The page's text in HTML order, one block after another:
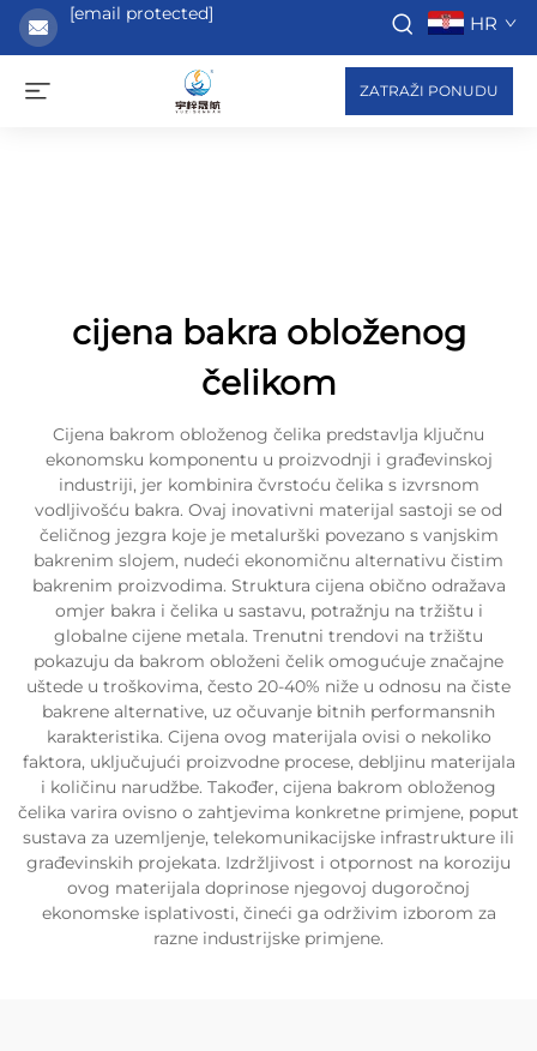
[email protected] HR
ZATRAŽI PONUDU
cijena bakra obloženog
čelikom
Cijena bakrom obloženog čelika predstavlja ključnu
ekonomsku komponentu u proizvodnji i građevinskoj
industriji, jer kombinira čvrstoću čelika s izvrsnom
vodljivošću bakra. Ovaj inovativni materijal sastoji se od
čeličnog jezgra koje je metalurški povezano s vanjskim
bakrenim slojem, nudeći ekonomičnu alternativu čistim
bakrenim proizvodima. Struktura cijena obično odražava
omjer bakra i čelika u sastavu, potražnju na tržištu i
globalne cijene metala. Trenutni trendovi na tržištu
pokazuju da bakrom obloženi čelik omogućuje značajne
uštede u troškovima, često 20-40% niže u odnosu na čiste
bakrene alternative, uz očuvanje bitnih performansnih
karakteristika. Cijena ovog materijala ovisi o nekoliko
faktora, uključujući proizvodne procese, debljinu materijala
i količinu narudžbe. Također, cijena bakrom obloženog
čelika varira ovisno o zahtjevima konkretne primjene, poput
sustava za uzemljenje, telekomunikacijske infrastrukture ili
građevinskih projekata. Izdržljivost i otpornost na koroziju
ovog materijala doprinose njegovoj dugoročnoj
ekonomske isplativosti, čineći ga održivim izborom za
razne industrijske primjene.